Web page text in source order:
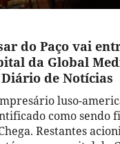
do Paço vai
da Global
de Notícias
luso-
como sendo
Restantes